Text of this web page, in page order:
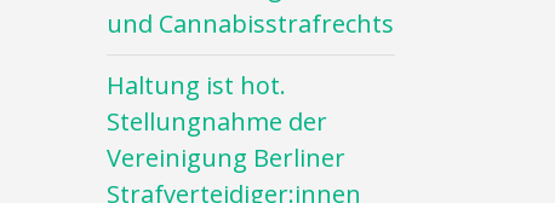
und Cannabisstrafrechts
Haltung ist hot.
Stellungnahme der
Vereinigung Berliner
Strafverteidiger:innen